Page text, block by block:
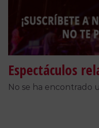
Espectáculos
No se ha encontrado